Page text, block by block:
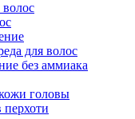
для волос
без аммиака
головы